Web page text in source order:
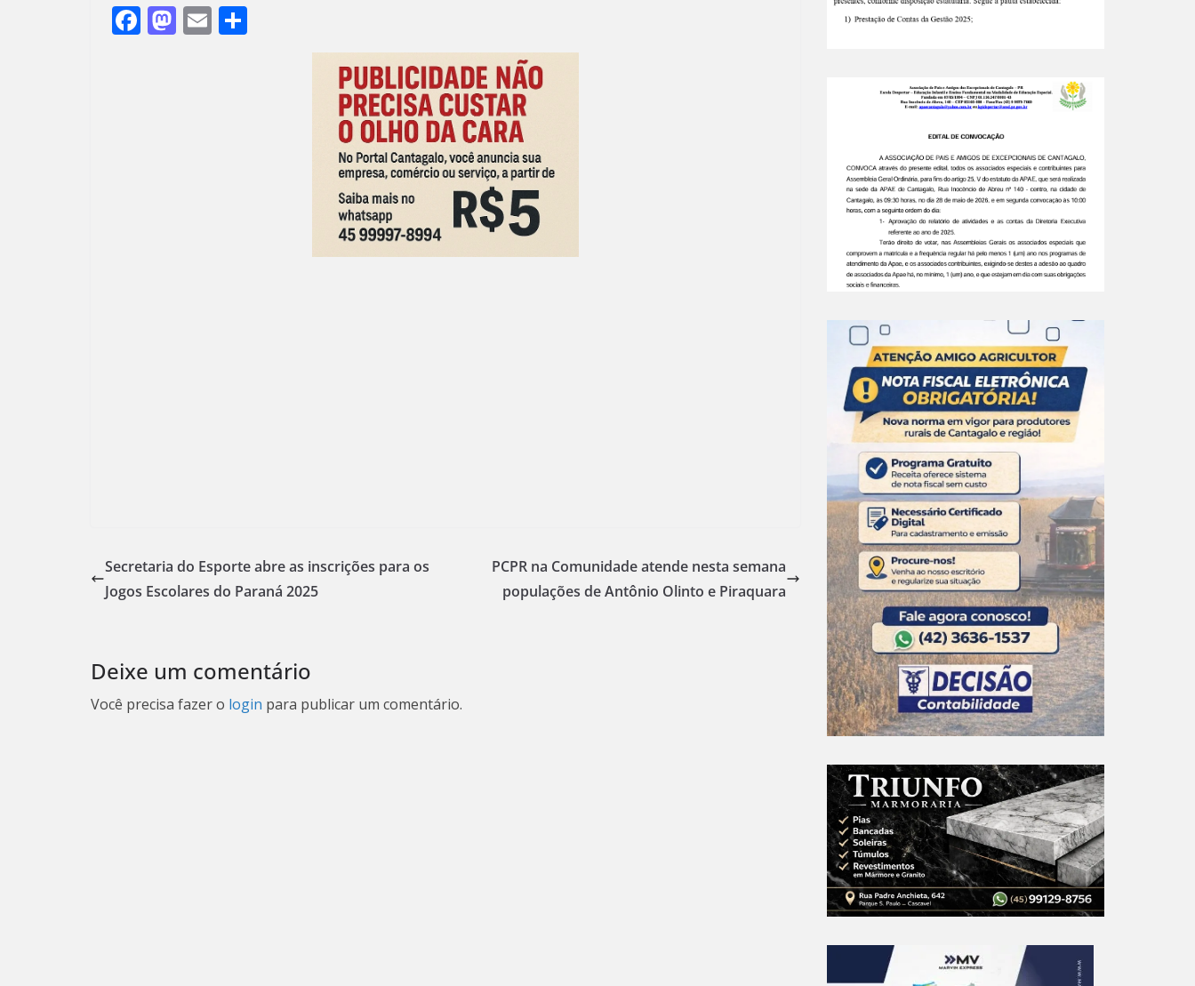
F M E
Secretaria do Esporte abre as inscrições para os
Jogos Escolares do Paraná 2025
PCPR na Comunidade atende nesta semana
populações de Antônio Olinto e Piraquara
Deixe um comentário
Você precisa fazer o login para publicar um comentário.